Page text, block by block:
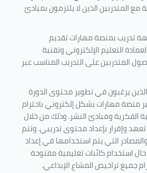
مع المتدربين الذين لا يلتزمون بمبادئ
تدريب بمنصة مهارات تقديم
التعليم الإلكتروني وتقنية
المتدربين على التدريب المناسب عبر
الذين يرغبون في تطوير محتوى الدورة
منصة مهارات بشكل إلكتروني باحترام
الفكرية ومبادئ النشر. وذلك من خلال
وإقرار بإعداد محتوى تدريبي. وتتم
والمصادر التي يتم استخدامها في إعداد
حال استخدام كائنات تعليمية مفتوحة
جميع تراخيص المشاع الإبداعي.